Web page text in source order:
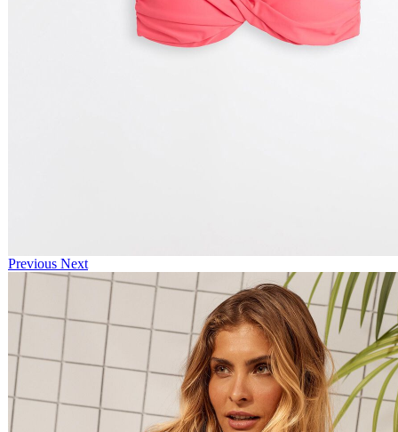
Previous Next